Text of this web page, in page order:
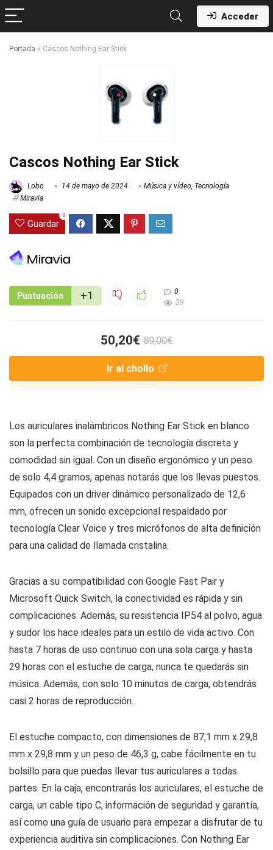
Acceder
Portada » Cascos Nothing Ear Stick
Cascos Nothing Ear Stick
Lobo 14 de mayo de 2024 Música y vídeo, Tecnología
Miravia
Guardar
0
Puntuación +1
0
39
50,20€ 89,00€
Ir al chollo
Los auriculares inalámbricos Nothing Ear Stick en blanco
son la perfecta combinación de tecnología discreta y
comodidad sin igual. Con un diseño ergonómico y un peso
de solo 4,4 gramos, apenas notarás que los llevas puestos.
Equipados con un driver dinámico personalizado de 12,6
mm, ofrecen un sonido excepcional respaldado por
tecnología Clear Voice y tres micrófonos de alta definición
para una calidad de llamada cristalina.
Gracias a su compatibilidad con Google Fast Pair y
Microsoft Quick Switch, la conectividad es rápida y sin
complicaciones. Además, su resistencia IP54 al polvo, agua
y sudor los hace ideales para un estilo de vida activo. Con
hasta 7 horas de uso continuo con una sola carga y hasta
29 horas con el estuche de carga, nunca te quedarás sin
música. Además, con solo 10 minutos de carga, obtendrás
casi 2 horas de reproducción.
El estuche compacto, con dimensiones de 87,1 mm x 29,8
mm x 29,8 mm y un peso de 46,3 g, cabe fácilmente en tu
bolsillo para que puedas llevar tus auriculares a todas
partes. En la caja, encontrarás los auriculares, el estuche de
carga, un cable tipo C, información de seguridad y garantía,
así como una guía de usuario para empezar a disfrutar de tu
experiencia auditiva sin complicaciones. Con Nothing Ear